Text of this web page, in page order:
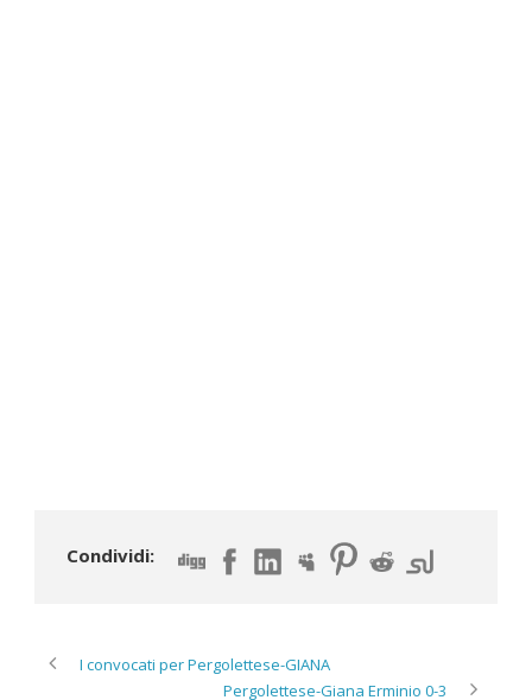
Condividi:
I convocati per Pergolettese-GIANA
Pergolettese-Giana Erminio 0-3